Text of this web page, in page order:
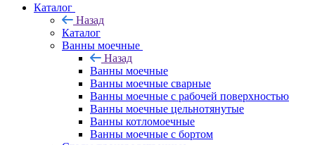
Каталог
Назад
Каталог
Ванны моечные
Назад
Ванны моечные
Ванны моечные сварные
Ванны моечные с рабочей поверхностью
Ванны моечные цельнотянутые
Ванны котломоечные
Ванны моечные с бортом